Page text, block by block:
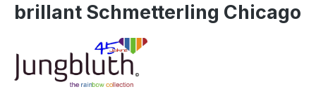
brillant Schmetterling Chicago